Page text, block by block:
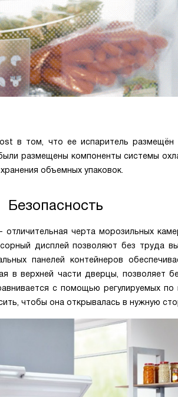
в том, что ее испаритель размещён
размещены компоненты системы
объемных упаковок.
Безопасность
черта морозильных
дисплей позволяют без труда
панелей контейнеров
в верхней части дверцы, позволяет
с помощью регулируемых
чтобы она открывалась в нужную